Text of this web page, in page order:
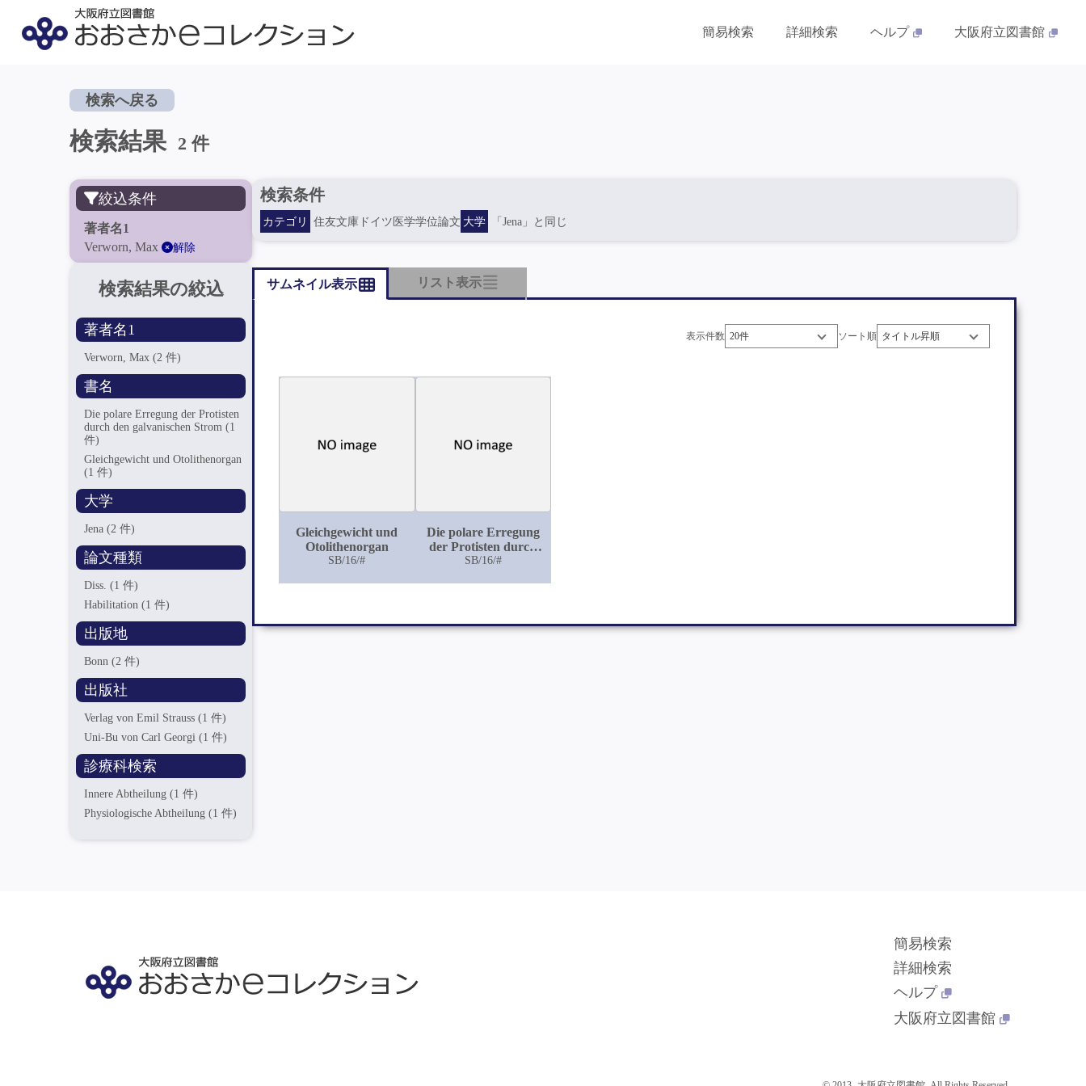
簡易検索 詳細検索 ヘルプ 大阪府立図書館
検索へ戻る
検索結果 2 件
絞込条件
著者名1
Verworn, Max
解除
検索結果の絞込
著者名1
Verworn, Max(2 件)
書名
Die polare Erregung der Protisten
durch den galvanischen Strom(1
件)
Gleichgewicht und Otolithenorgan
(1 件)
大学
Jena(2 件)
論文種類
Diss.(1 件)
Habilitation(1 件)
出版地
Bonn(2 件)
出版社
Verlag von Emil Strauss(1 件)
Uni-Bu von Carl Georgi(1 件)
診療科検索
Innere Abtheilung(1 件)
Physiologische Abtheilung(1 件)
検索条件
カテゴリ 住友文庫ドイツ医学学位論文 大学 「Jena」と同じ
サムネイル表示 リスト表示
表示件数 ソート順
Gleichgewicht und
Otolithenorgan
SB/16/#
Die polare Erregung
der Protisten durch
den galvanischen
SB/16/#
簡易検索
詳細検索
ヘルプ
大阪府立図書館